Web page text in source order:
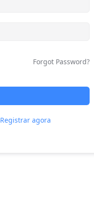
Forgot Password?
Registrar agora